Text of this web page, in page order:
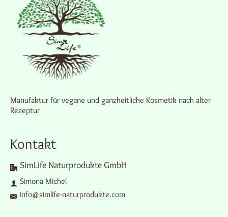
Manufaktur für vegane und ganzheitliche Kosmetik nach alter
Rezeptur
Kontakt
SimLife Naturprodukte GmbH
Simona Michel
info@simlife-naturprodukte.com